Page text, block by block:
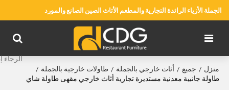
الجملة الأزياء الرائدة التجارية والمطعم الأثاث الصين الصانع والمورد
منزل / جميع / أثاث خارجي بالجملة / طاولات خارجية بالجملة /
طاولة جانبية معدنية مستديرة تجارية أثاث خارجي مقهى طاولة شاي